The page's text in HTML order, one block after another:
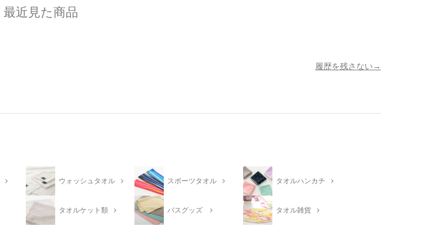
最近見た商品
履歴を残さない
ウォッシュタオル スポーツタオル タオルハンカチ
タオルケット類 バスグッズ タオル雑貨